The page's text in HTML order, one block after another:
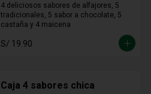
castaña / maicena
4 deliciosos sabores de alfajores, 5
tradicionales, 5 sabor a chocolate, 5
castaña y 4 maicena
S/ 19.90
Caja 4 sabores chica